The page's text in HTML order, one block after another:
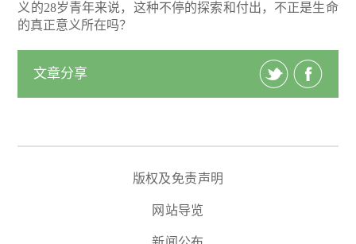
义的28岁青年来说，这种不停的探索和付出，不正是生命
的真正意义所在吗？
文章分享
版权及免责声明
网站导览